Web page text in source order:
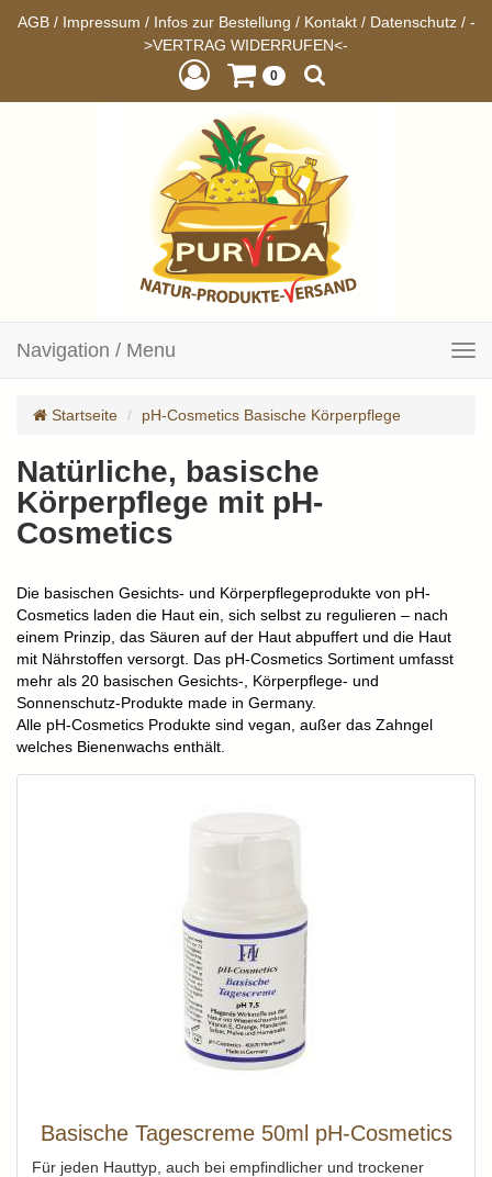
AGB / Impressum / Infos zur Bestellung / Kontakt / Datenschutz / -
>VERTRAG WIDERRUFEN<-
0
Navigation / Menu
Startseite pH-Cosmetics Basische Körperpflege
Natürliche, basische
Körperpflege mit pH-
Cosmetics
Die basischen Gesichts- und Körperpflegeprodukte von pH-
Cosmetics laden die Haut ein, sich selbst zu regulieren – nach
einem Prinzip, das Säuren auf der Haut abpuffert und die Haut
mit Nährstoffen versorgt. Das pH-Cosmetics Sortiment umfasst
mehr als 20 basischen Gesichts-, Körperpflege- und
Sonnenschutz-Produkte made in Germany.
Alle pH-Cosmetics Produkte sind vegan, außer das Zahngel
welches Bienenwachs enthält.
Basische Tagescreme 50ml pH-Cosmetics
Für jeden Hauttyp, auch bei empfindlicher und trockener